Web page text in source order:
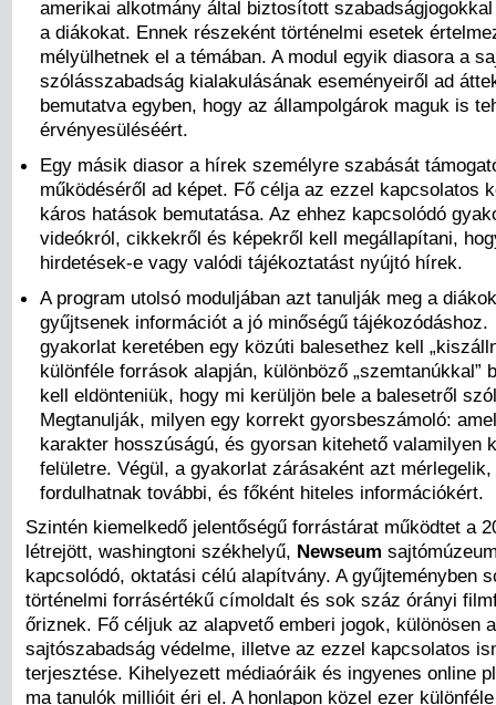
amerikai alkotmány által biztosított
a diákokat. Ennek részeként történelmi esetek
mélyülhetnek el a témában. A modul egyik diasora a
szólásszabadság kialakulásának eseményeiről ad
bemutatva egyben, hogy az állampolgárok maguk is
érvényesüléséért.
Egy másik diasor a hírek személyre szabását
működéséről ad képet. Fő célja az ezzel kapcsolatos
káros hatások bemutatása. Az ehhez kapcsolódó
videókról, cikkekről és képekről kell megállapítani,
hirdetések-e vagy valódi tájékoztatást nyújtó hírek.
A program utolsó moduljában azt tanulják meg a
gyűjtsenek információt a jó minőségű
gyakorlat keretében egy közúti balesethez kell
különféle források alapján, különböző „szemtanúkkal”
kell eldönteniük, hogy mi kerüljön bele a balesetről
Megtanulják, milyen egy korrekt gyorsbeszámoló:
karakter hosszúságú, és gyorsan kitehető valamilyen
felületre. Végül, a gyakorlat zárásaként azt
fordulhatnak további, és főként hiteles információkért.
Szintén kiemelkedő jelentőségű forrástárat működtet a
létrejött, washingtoni székhelyű, Newseum
kapcsolódó, oktatási célú alapítvány. A gyűjteményben
történelmi forrásértékű címoldalt és sok száz órányi
őriznek. Fő céljuk az alapvető emberi jogok, különösen
sajtószabadság védelme, illetve az ezzel kapcsolatos
terjesztése. Kihelyezett médiaóráik és ingyenes online
ma tanulók millióit éri el. A honlapon közel ezer